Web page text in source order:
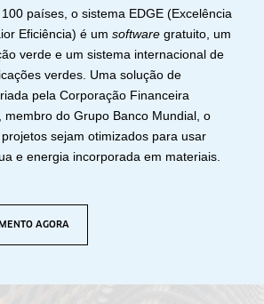
países, o sistema EDGE (Excelência
Eficiência) é um software gratuito, um
verde e um sistema internacional de
verdes. Uma solução de
pela Corporação Financeira
membro do Grupo Banco Mundial, o
sejam otimizados para usar
e energia incorporada em materiais.
AGORA